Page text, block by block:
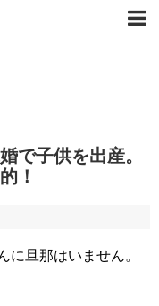
で子供を出産。
！
に旦那はいません。